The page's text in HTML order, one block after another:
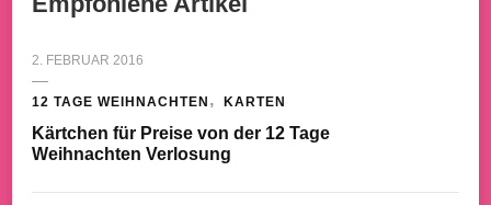
2. FEBRUAR 2016
12 TAGE WEIHNACHTEN KARTEN
Kärtchen für Preise von der 12 Tage
Weihnachten Verlosung